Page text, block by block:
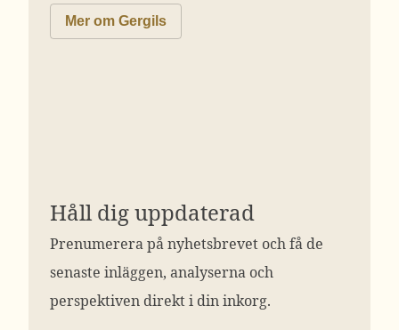
Mer om Gergils
Håll dig uppdaterad
Prenumerera på nyhetsbrevet och få de
senaste inläggen, analyserna och
perspektiven direkt i din inkorg.